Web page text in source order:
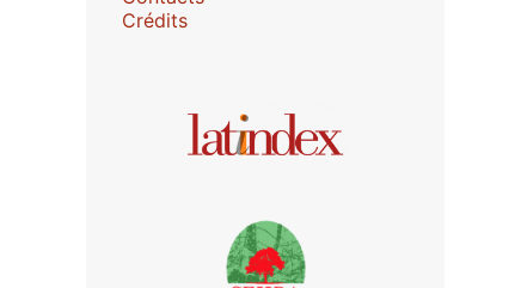
Crédits
Affiliations/partenaires